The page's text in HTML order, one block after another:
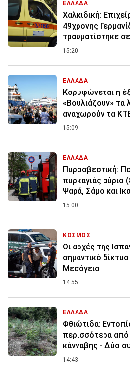
ΕΛΛΑΔΑ
Χαλκιδική:
49χρονης
τραυματίστηκε
15:20
ΕΛΛΑΔΑ
Κορυφώνεται η
«Βουλιάζουν» τα
αναχωρούν τα
15:09
ΕΛΛΑΔΑ
Πυροσβεστική:
πυρκαγιάς αύριο
Ψαρά, Σάμο και
15:00
ΚΟΣΜΟΣ
Οι αρχές της
σημαντικό
Μεσόγειο
14:55
ΕΛΛΑΔΑ
Φθιώτιδα:
περισσότερα από
κάνναβης - Δύο
14:43